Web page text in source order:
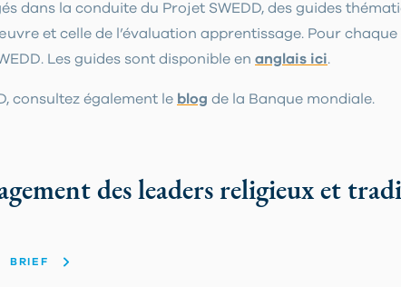
dans la conduite du Projet SWEDD, des guides
et celle de l’évaluation apprentissage. Pour
Les guides sont disponible en anglais ici.
consultez également le blog de la Banque mondiale.
des leaders religieux et
BRIEF